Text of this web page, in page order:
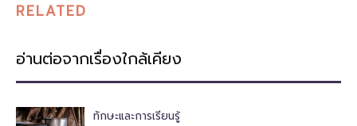
RELATED
อ่านต่อจากเรื่องใกล้เคียง
ทักษะและการเรียนรู้